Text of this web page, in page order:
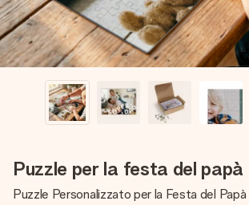
Puzzle per la festa del papà
Puzzle Personalizzato per la Festa del